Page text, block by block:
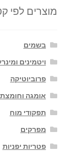
מוצרים לפי
בשמים
ויטמינים
פרוביוטיקה
אומגה
תפקודי מוח
מפרקים
פטריות יפניות